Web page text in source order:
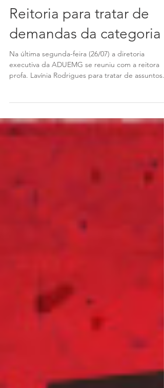
ADUEMG se reúne com
Reitoria para tratar de
demandas da categoria
Na última segunda-feira (26/07) a diretoria
executiva da ADUEMG se reuniu com a reitora